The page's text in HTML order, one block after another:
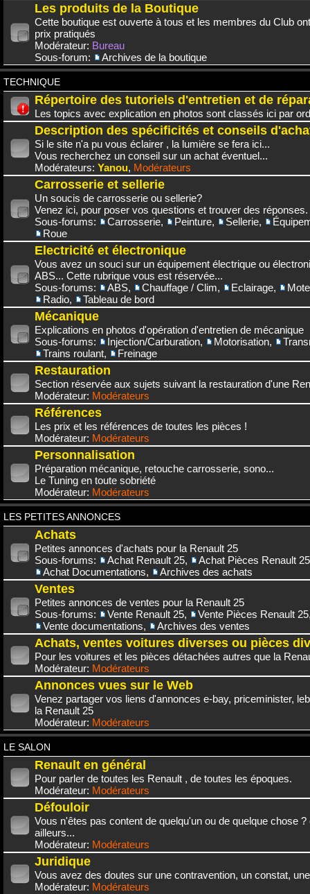
Les produits de la Boutique
Cette boutique est ouverte à tous et les membres du Club
prix pratiqués
Modérateur: Bureau
Sous-forum:
Archives de la boutique
TECHNIQUE
Répertoire des tutoriels d'entretien et de
Les topics avec explication en photos sont classés ici par
Description des spécificités et conseils
Si le site n'a pu vous éclairer , la lumière se fera ici...
Vous recherchez un conseil sur un achat éventuel...
Modérateurs: Yanou, Modérateurs
Carrosserie et sellerie
Un soucis de carrosserie ou sellerie?
Venez ici, pour poser vos questions et trouver des réponses.
Sous-forums:
Carrosserie, Peinture, Sellerie,
Roue
Electricité et électronique
Vous avez un souci sur un équipement électrique ou
ABS... Cette rubrique vous est réservée...
Sous-forums:
ABS, Chauffage / Clim, Eclairage,
Radio, Tableau de bord
Mécanique
Explications en photos d'opération d'entretien de mécanique
Sous-forums:
Injection/Carburation, Motorisation,
Trains roulant, Freinage
Restauration
Section réservée aux sujets suivant la restauration d'une
Modérateur: Modérateurs
Références
Les prix et les références de toutes les pièces !
Modérateur: Modérateurs
Personnalisation
Préparation mécanique, retouche carrosserie, sono...
Le Tuning en toute sobriété
Modérateur: Modérateurs
LES PETITES ANNONCES
Achats
Petites annonces d'achats pour la Renault 25
Sous-forums:
Achat Renault 25,
Achat Pièces Renault 25
Achat Documentations, Archives des achats
Ventes
Petites annonces de ventes pour la Renault 25
Sous-forums:
Vente Renault 25, Vente Pièces Renault 25
Vente documentations, Archives des ventes
Achats, ventes voitures diverses ou pièces
Pour les voitures et les pièces détachées autres que la
Modérateur: Modérateurs
Annonces vues sur le Web
Venez partager vos liens d'annonces e-bay, priceminister,
la Renault 25
Modérateur: Modérateurs
LE SALON
Renault en général
Pour parler de toutes les Renault , de toutes les époques.
Modérateur: Modérateurs
Défouloir
Vous n'êtes pas content de quelqu'un ou de quelque chose
ailleurs...
Modérateur: Modérateurs
Juridique
Vous avez des doutes sur une contravention, un constat,
Modérateur: Modérateurs